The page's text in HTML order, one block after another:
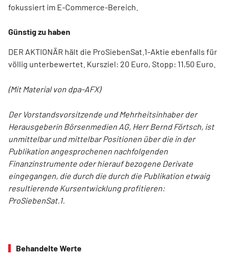
fokussiert im E-Commerce-Bereich.
Günstig zu haben
DER AKTIONÄR hält die ProSiebenSat.1-Aktie ebenfalls für
völlig unterbewertet. Kursziel: 20 Euro, Stopp: 11,50 Euro.
(Mit Material von dpa-AFX)
Der Vorstandsvorsitzende und Mehrheitsinhaber der
Herausgeberin Börsenmedien AG, Herr Bernd Förtsch, ist
unmittelbar und mittelbar Positionen über die in der
Publikation angesprochenen nachfolgenden
Finanzinstrumente oder hierauf bezogene Derivate
eingegangen, die durch die durch die Publikation etwaig
resultierende Kursentwicklung profitieren:
ProSiebenSat.1.
Behandelte Werte